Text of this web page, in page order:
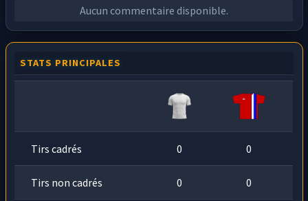
Aucun commentaire disponible.
STATS PRINCIPALES
Tirs cadrés 0 0
Tirs non cadrés 0 0